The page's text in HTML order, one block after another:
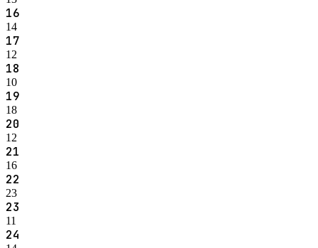
16
14
17
12
18
10
19
18
20
12
21
16
22
23
23
11
24